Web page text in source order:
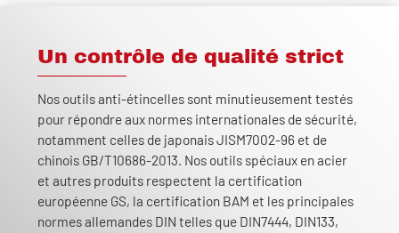
Un contrôle de qualité strict
Nos outils anti-étincelles sont minutieusement testés
pour répondre aux normes internationales de sécurité,
notamment celles de japonais JISM7002-96 et de
chinois GB/T10686-2013. Nos outils spéciaux en acier
et autres produits respectent la certification
européenne GS, la certification BAM et les principales
normes allemandes DIN telles que DIN7444, DIN133,